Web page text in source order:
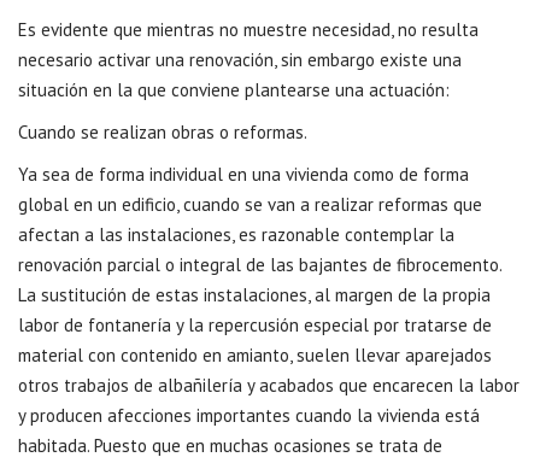
Es evidente que mientras no muestre necesidad, no resulta
necesario activar una renovación, sin embargo existe una
situación en la que conviene plantearse una actuación:
Cuando se realizan obras o reformas.
Ya sea de forma individual en una vivienda como de forma
global en un edificio, cuando se van a realizar reformas que
afectan a las instalaciones, es razonable contemplar la
renovación parcial o integral de las bajantes de fibrocemento.
La sustitución de estas instalaciones, al margen de la propia
labor de fontanería y la repercusión especial por tratarse de
material con contenido en amianto, suelen llevar aparejados
otros trabajos de albañilería y acabados que encarecen la labor
y producen afecciones importantes cuando la vivienda está
habitada. Puesto que en muchas ocasiones se trata de